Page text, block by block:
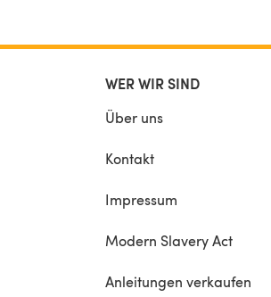
WER WIR SIND
Über uns
Kontakt
Impressum
Modern Slavery Act
Anleitungen verkaufen